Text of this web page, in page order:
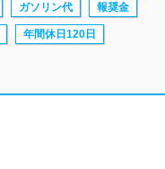
ガソリン代 報奨金
年間休日120日